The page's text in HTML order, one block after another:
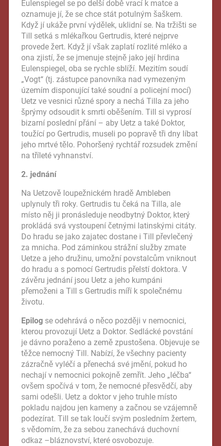
Eulenspiegel se po delší době vrací k matce a
oznamuje jí, že se chce stát potulným šaškem.
Když jí ukáže první výdělek, uklidní se. Na tržišti se
Till setká s mlékařkou Gertrudis, které nejprve
provede žert. Když jí však zaplatí rozlité mléko a
ona zjistí, že se jmenuje stejně jako její hrdina
Eulenspiegel, oba se rychle sblíží. Mezitím soudí
„Vogt“ (tj. zástupce panovníka nad vymezeným
územím disponující také soudní a policejní mocí)
Uetz ve vesnici různé spory a nechá Tilla za jeho
šprýmy odsoudit k smrti oběšením. Till si vyprosí
bizarní poslední přání – aby Uetz a také Doktor,
toužící po Gertrudis, museli po popravě tři dny líbat
jeho mrtvé tělo. Pohoršený rychtář rozsudek změní
na tříleté vyhnanství.
2. jednání
Na Uetzově loupežnickém hradě Ambleben
uplynuly tři roky. Gertrudis tu čeká na Tilla, ale
místo něj ji pronásleduje neodbytný Doktor, který
prokládá svá vystoupení četnými latinskými citáty.
Do hradu se jako zajatec dostane i Till převlečený
za mnicha. Pod záminkou strážní služby zmate
Uetze a jeho družinu, umožní povstalcům vniknout
do hradu a s pomocí Gertrudis přelstí doktora. V
závěru jednání jsou Uetz a jeho kumpáni
přemoženi a Till s Gertrudis míří k společnému
životu.
Epilogse odehrává o něco později v nemocnici,
kterou provozují Uetz a Doktor. Sedlácké povstání
je dávno poraženo a země zpustošena. Objevuje se
těžce nemocný Till. Nabízí, že všechny pacienty
zázračně vyléčí a přenechá své jmění, pokud ho
nechají v nemocnici pokojně zemřít. Jeho „léčba“
ovšem spočívá v tom, že nemocné přesvědčí, aby
sami odešli. Uetz a doktor v jeho truhle místo
pokladu najdou jen kameny a začnou se vzájemně
podezírat. Till se tak loučí svým posledním žertem,
s vědomím, že za sebou zanechává duchovní
odkaz –bláznovství, které osvobozuje.